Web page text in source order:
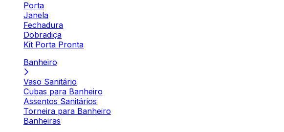
Porta
Janela
Fechadura
Dobradiça
Kit Porta Pronta
Banheiro
Vaso Sanitário
Cubas para Banheiro
Assentos Sanitários
Torneira para Banheiro
Banheiras